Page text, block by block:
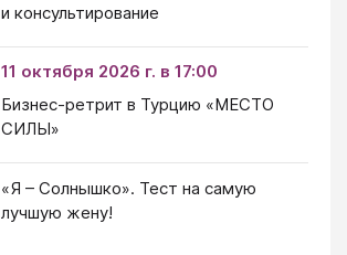
и консультирование
11 октября 2026 г. в 17:00
Бизнес-ретрит в Турцию «МЕСТО
СИЛЫ»
«Я – Солнышко». Тест на самую
лучшую жену!